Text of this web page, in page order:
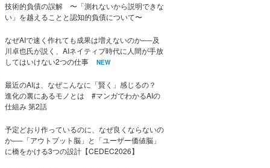
技術的負債の誤解 〜「測れないから説明できな
い」を越えることと認知的負債について〜
なぜAIで速く作れても成果は増えないのか──及
川卓也氏が説く、AIネイティブ時代に人間が手放
してはいけない2つの仕事
NEW
最近のAIは、なぜこんなに「賢く」感じるの？
進化の裏にあるモノとは #マンガでわかるAIの
仕組み 第2話
予定どおり作っているのに、なぜ良くならないの
か──「アウトプット脳」と「ユーザー価値脳」
に橋をかける3つの設計【CEDEC2026】